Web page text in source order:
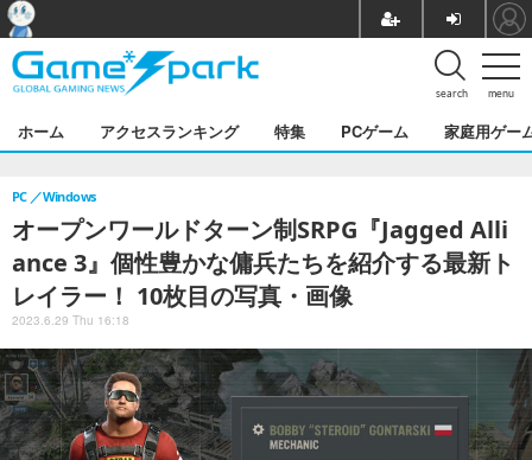
menu
search
ホーム アクセスランキング 特集 PCゲーム 家庭用ゲー
オープンワールドターン制SRPG『Jagged Alli
ance 3』個性豊かな傭兵たちを紹介する最新ト
レイラー！ 10枚目の写真・画像
PC Windows
2023.6.29 Thu 16:18